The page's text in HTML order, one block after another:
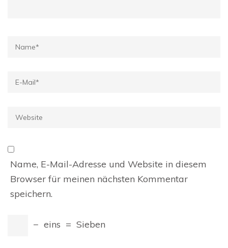
Name*
E-
Website
Name, E-Mail-Adresse und Website in diesem
Browser für meinen nächsten Kommentar
speichern.
− eins = Sieben